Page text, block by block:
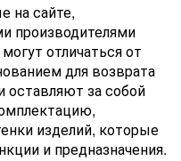
на сайте,
производителями
отличаться от
для возврата
оставляют за собой
изделий, которые
и предназначения.